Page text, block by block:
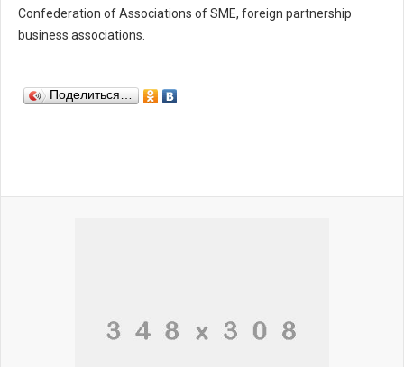
Confederation of Associations of SME, foreign partnership
business associations.
Поделиться…